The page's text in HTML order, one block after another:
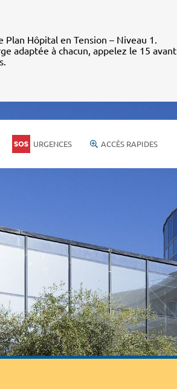
Hôpital en Tension – Niveau 1.
adaptée à chacun, appelez le 15 avant
URGENCES ACCÈS RAPIDES